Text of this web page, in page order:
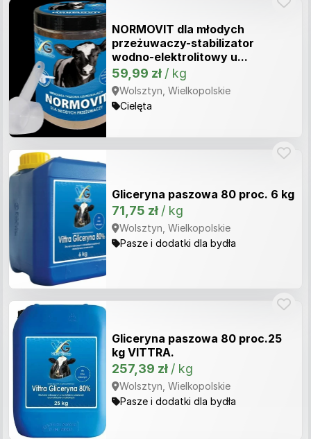
NORMOVIT dla młodych
przeżuwaczy-stabilizator
wodno-elektrolitowy u...
59,99 zł / kg
Wolsztyn, Wielkopolskie
Cielęta
Gliceryna paszowa 80 proc. 6 kg
71,75 zł / kg
Wolsztyn, Wielkopolskie
Pasze i dodatki dla bydła
Gliceryna paszowa 80 proc.25
kg VITTRA.
257,39 zł / kg
Wolsztyn, Wielkopolskie
Pasze i dodatki dla bydła